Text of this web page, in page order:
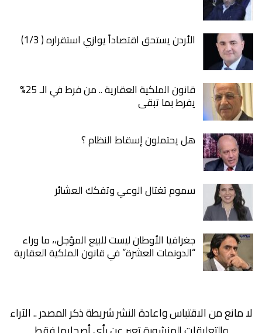
الأردن يستحق اقتصاداً يوازي استقراره ( 1/3)
قانون الملكية العقارية .. من فرط في الـ 25%
يفرط بما تبقى
هل يحتملون إسقاط النظام ؟
سموم تغتال الوعي وتفكك العشائر
جغرافيا الأوطان ليست للبيع المؤجل،، ما وراء
“الدونمات العشرة” في قانون الملكية العقارية
لا مانع من الاقتباس واعادة النشر شريطة ذكر المصدر .. الآراء